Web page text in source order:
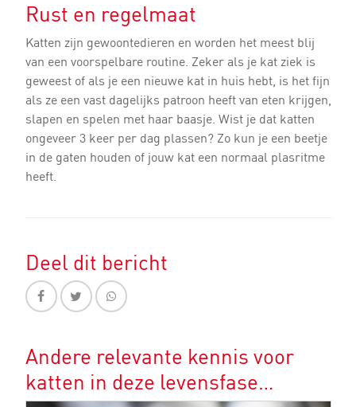
Rust en regelmaat
Katten zijn gewoontedieren en worden het meest blij
van een voorspelbare routine. Zeker als je kat ziek is
geweest of als je een nieuwe kat in huis hebt, is het fijn
als ze een vast dagelijks patroon heeft van eten krijgen,
slapen en spelen met haar baasje. Wist je dat katten
ongeveer 3 keer per dag plassen? Zo kun je een beetje
in de gaten houden of jouw kat een normaal plasritme
heeft.
Deel dit bericht
Andere relevante kennis voor
katten in deze levensfase…